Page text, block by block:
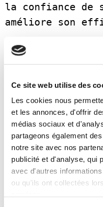
Ce site web utilise des
Les cookies nous
et les annonces, d'offrir
médias sociaux et
partageons également
notre site avec nos
publicité et d'analyse, qui
avec d'autres
ou qu'ils ont collectées
la confiance de
améliore son
Le secteur du
s'oriente vers
respectueuses
ce qui est
petites et
souhaitent
de transport
MBE, nous
logistiques et
mesure.